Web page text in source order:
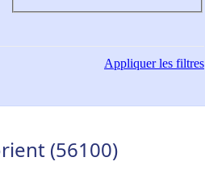
Appliquerles filtres
(56100)